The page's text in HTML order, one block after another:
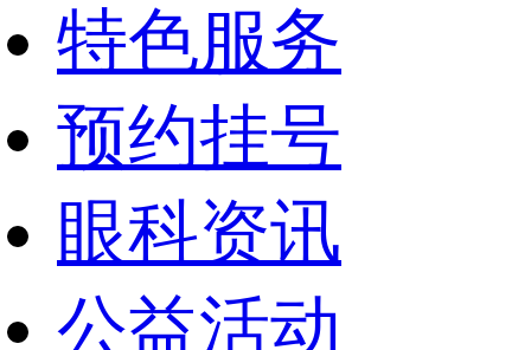
特色服务
预约挂号
眼科资讯
公益活动